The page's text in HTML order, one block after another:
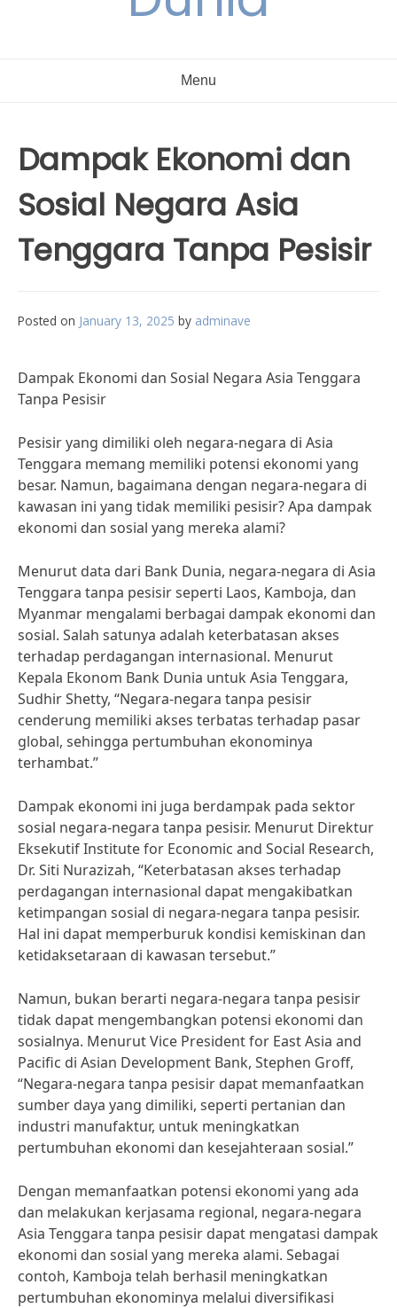
Menu
Dampak Ekonomi dan
Sosial Negara Asia
Tenggara Tanpa Pesisir
Posted on January 13, 2025 by adminave
Dampak Ekonomi dan Sosial Negara Asia Tenggara
Tanpa Pesisir
Pesisir yang dimiliki oleh negara-negara di Asia
Tenggara memang memiliki potensi ekonomi yang
besar. Namun, bagaimana dengan negara-negara di
kawasan ini yang tidak memiliki pesisir? Apa dampak
ekonomi dan sosial yang mereka alami?
Menurut data dari Bank Dunia, negara-negara di Asia
Tenggara tanpa pesisir seperti Laos, Kamboja, dan
Myanmar mengalami berbagai dampak ekonomi dan
sosial. Salah satunya adalah keterbatasan akses
terhadap perdagangan internasional. Menurut
Kepala Ekonom Bank Dunia untuk Asia Tenggara,
Sudhir Shetty, “Negara-negara tanpa pesisir
cenderung memiliki akses terbatas terhadap pasar
global, sehingga pertumbuhan ekonominya
terhambat.”
Dampak ekonomi ini juga berdampak pada sektor
sosial negara-negara tanpa pesisir. Menurut Direktur
Eksekutif Institute for Economic and Social Research,
Dr. Siti Nurazizah, “Keterbatasan akses terhadap
perdagangan internasional dapat mengakibatkan
ketimpangan sosial di negara-negara tanpa pesisir.
Hal ini dapat memperburuk kondisi kemiskinan dan
ketidaksetaraan di kawasan tersebut.”
Namun, bukan berarti negara-negara tanpa pesisir
tidak dapat mengembangkan potensi ekonomi dan
sosialnya. Menurut Vice President for East Asia and
Pacific di Asian Development Bank, Stephen Groff,
“Negara-negara tanpa pesisir dapat memanfaatkan
sumber daya yang dimiliki, seperti pertanian dan
industri manufaktur, untuk meningkatkan
pertumbuhan ekonomi dan kesejahteraan sosial.”
Dengan memanfaatkan potensi ekonomi yang ada
dan melakukan kerjasama regional, negara-negara
Asia Tenggara tanpa pesisir dapat mengatasi dampak
ekonomi dan sosial yang mereka alami. Sebagai
contoh, Kamboja telah berhasil meningkatkan
pertumbuhan ekonominya melalui diversifikasi